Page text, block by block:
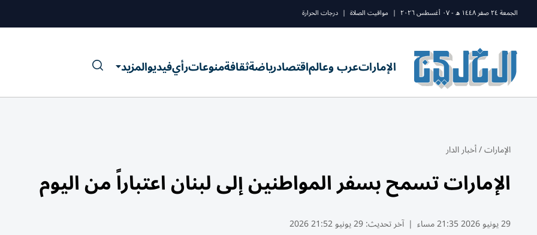
الجمعة ٢٤ صفر ١٤٤٨ ه - ٠٧ أغسطس ٢٠٢٦ | مواقيت الصلاة | درجات الحرارة
الإماراتعرب وعالماقتصادرياضةثقافةمنوعاترأيفيديوالمزيد
الإمارات/أخبار الدار
الإمارات تسمح بسفر المواطنين إلى لبنان اعتباراً من اليوم
29 يونيو 2026 21:35 مساء | آخر تحديث:29 يونيو 21:52 2026